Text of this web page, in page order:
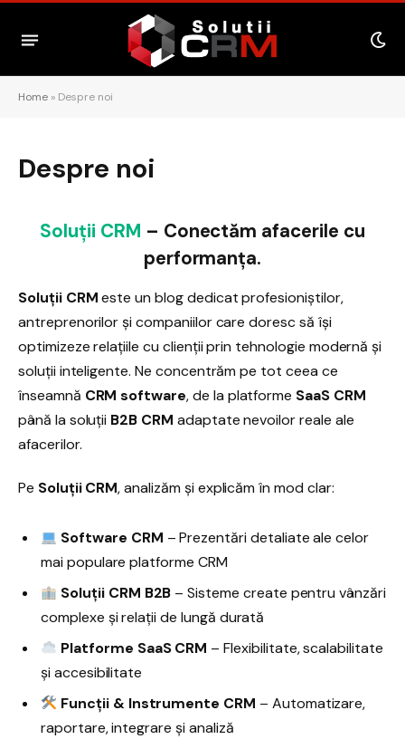
Home » Despre noi
Despre noi
Soluții CRM – Conectăm afacerile cu
performanța.
Soluții CRMeste un blog dedicat profesioniștilor,
antreprenorilor și companiilor care doresc să își
optimizeze relațiile cu clienții prin tehnologie modernă și
soluții inteligente. Ne concentrăm pe tot ceea ce
înseamnă CRM software, de la platforme SaaS CRM
până la soluții B2B CRM adaptate nevoilor reale ale
afacerilor.
Pe Soluții CRM, analizăm și explicăm în mod clar:
Software CRM – Prezentări detaliate ale celor
mai populare platforme CRM
Soluții CRM B2B – Sisteme create pentru vânzări
complexe și relații de lungă durată
Platforme SaaS CRM – Flexibilitate, scalabilitate
și accesibilitate
Funcții & Instrumente CRM – Automatizare,
raportare, integrare și analiză